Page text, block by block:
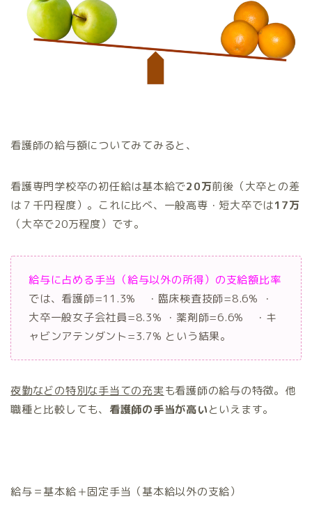
看護師の給与額についてみてみると、
看護専門学校卒の初任給は基本給で20万前後（大卒との差
は７千円程度）。これに比べ、一般高専・短大卒では17万
（大卒で20万程度）です。
給与に占める手当（給与以外の所得）の支給額比率
では、看護師=11.3% ・臨床検査技師=8.6% ・
大卒一般女子会社員=8.3% ・薬剤師=6.6% ・キ
ャビンアテンダント=3.7% という結果。
夜勤などの特別な手当ての充実も看護師の給与の特徴。他
職種と比較しても、 看護師の手当が高いといえます。
給与＝基本給＋固定手当（基本給以外の支給）